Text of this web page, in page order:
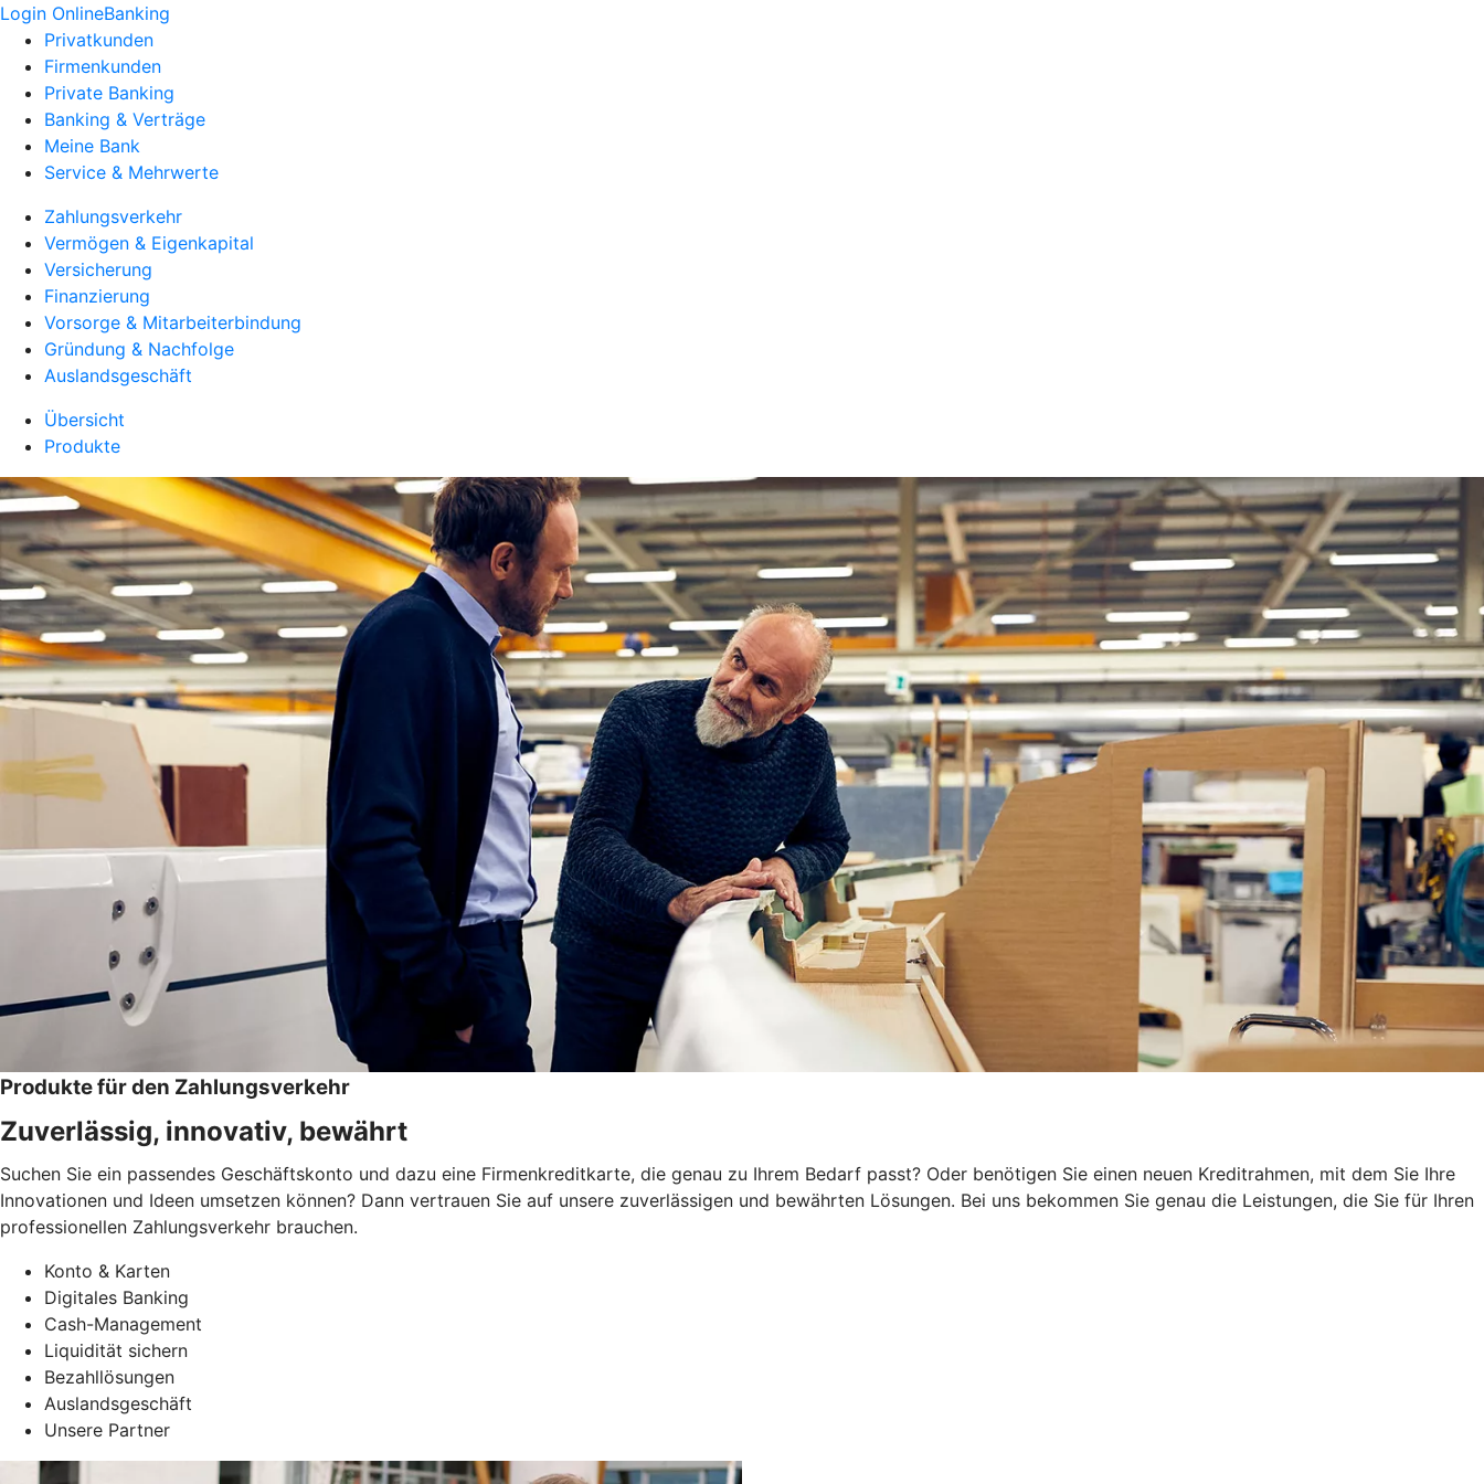
Login OnlineBanking
Privatkunden
Firmenkunden
Private Banking
Banking & Verträge
Meine Bank
Service & Mehrwerte
Zahlungsverkehr
Vermögen & Eigenkapital
Versicherung
Finanzierung
Vorsorge & Mitarbeiterbindung
Gründung & Nachfolge
Auslandsgeschäft
Übersicht
Produkte
Produkte für den Zahlungsverkehr
Zuverlässig, innovativ, bewährt
Suchen Sie ein passendes Geschäftskonto und dazu eine Firmenkreditkarte, die genau zu Ihrem Bedarf passt? Oder benötigen Sie einen neuen Kreditrahmen, mit dem Sie Ihre
Innovationen und Ideen umsetzen können? Dann vertrauen Sie auf unsere zuverlässigen und bewährten Lösungen. Bei uns bekommen Sie genau die Leistungen, die Sie für Ihren
professionellen Zahlungsverkehr brauchen.
Konto & Karten
Digitales Banking
Cash-Management
Liquidität sichern
Bezahllösungen
Auslandsgeschäft
Unsere Partner